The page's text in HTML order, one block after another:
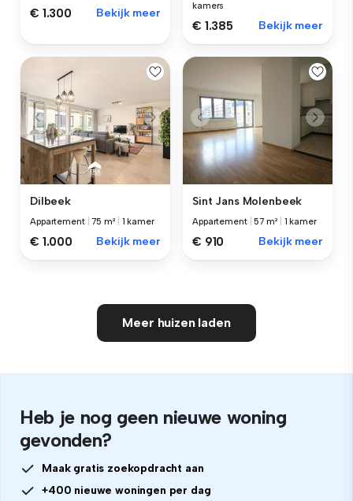
€ 1.300 Bekijk meer
kamers
€ 1.385 Bekijk meer
Dilbeek
Appartement |75 m² 1 kamer
€ 1.000 Bekijk meer
Sint Jans Molenbeek
Appartement |57 m² 1 kamer
€ 910 Bekijk meer
Meer huizen laden
Heb je nog geen nieuwe woning
gevonden?
Maak gratis zoekopdracht aan
+400 nieuwe woningen per dag